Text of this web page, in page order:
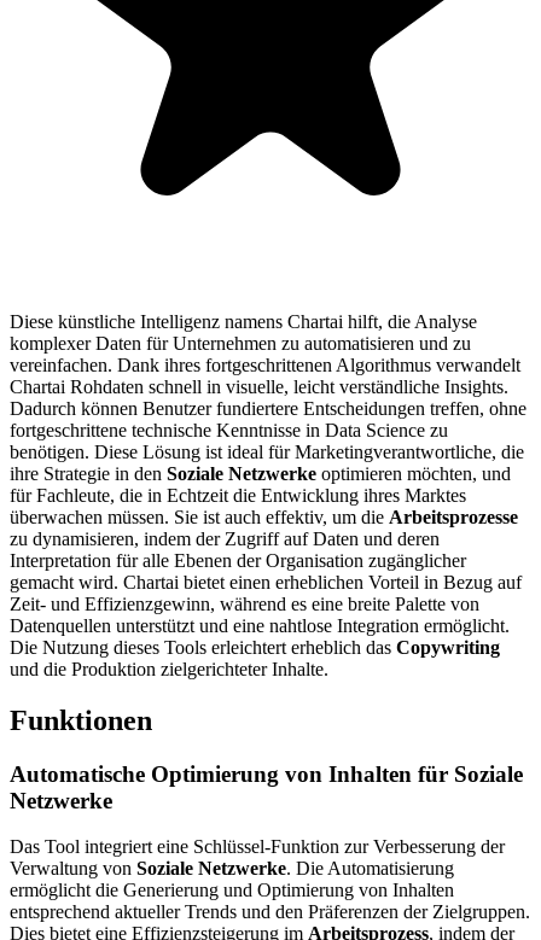
Diese künstliche Intelligenz namens Chartai hilft, die Analyse
komplexer Daten für Unternehmen zu automatisieren und zu
vereinfachen. Dank ihres fortgeschrittenen Algorithmus verwandelt
Chartai Rohdaten schnell in visuelle, leicht verständliche Insights.
Dadurch können Benutzer fundiertere Entscheidungen treffen, ohne
fortgeschrittene technische Kenntnisse in Data Science zu
benötigen. Diese Lösung ist ideal für Marketingverantwortliche, die
ihre Strategie in den Soziale Netzwerke optimieren möchten, und
für Fachleute, die in Echtzeit die Entwicklung ihres Marktes
überwachen müssen. Sie ist auch effektiv, um die Arbeitsprozesse
zu dynamisieren, indem der Zugriff auf Daten und deren
Interpretation für alle Ebenen der Organisation zugänglicher
gemacht wird. Chartai bietet einen erheblichen Vorteil in Bezug auf
Zeit- und Effizienzgewinn, während es eine breite Palette von
Datenquellen unterstützt und eine nahtlose Integration ermöglicht.
Die Nutzung dieses Tools erleichtert erheblich das Copywriting
und die Produktion zielgerichteter Inhalte.
Funktionen
Automatische Optimierung von Inhalten für Soziale
Netzwerke
Das Tool integriert eine Schlüssel-Funktion zur Verbesserung der
Verwaltung von Soziale Netzwerke. Die Automatisierung
ermöglicht die Generierung und Optimierung von Inhalten
entsprechend aktueller Trends und den Präferenzen der Zielgruppen.
Dies bietet eine Effizienzsteigerung im Arbeitsprozess, indem der